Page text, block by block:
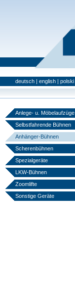
deutsch | english | polski
Anlege- u. Möbelaufzüge
Selbstfahrende Bühnen
Anhänger-Bühnen
Scherenbühnen
Spezialgeräte
LKW-Bühnen
Zoomlifte
Sonstige Geräte